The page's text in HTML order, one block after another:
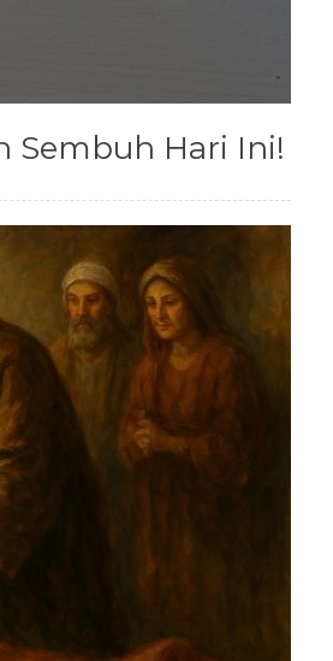
Sembuh Hari Ini!